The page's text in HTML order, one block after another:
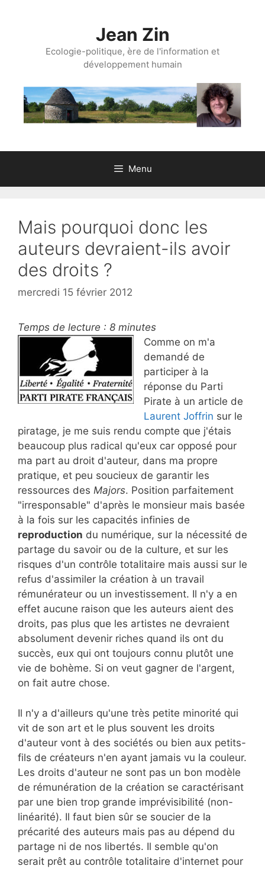
Jean Zin
Ecologie-politique, ère de l'information et
développement humain
Menu
Mais pourquoi donc les
auteurs devraient-ils avoir
des droits ?
mercredi 15 février 2012
Temps de lecture : 8 minutes
Comme on m'a
demandé de
participer à la
réponse du Parti
Pirate à un article de
Laurent Joffrin sur le
piratage, je me suis rendu compte que j'étais
beaucoup plus radical qu'eux car opposé pour
ma part au droit d'auteur, dans ma propre
pratique, et peu soucieux de garantir les
ressources des Majors. Position parfaitement
"irresponsable" d'après le monsieur mais basée
à la fois sur les capacités infinies de
reproduction du numérique, sur la nécessité de
partage du savoir ou de la culture, et sur les
risques d'un contrôle totalitaire mais aussi sur le
refus d'assimiler la création à un travail
rémunérateur ou un investissement. Il n'y a en
effet aucune raison que les auteurs aient des
droits, pas plus que les artistes ne devraient
absolument devenir riches quand ils ont du
succès, eux qui ont toujours connu plutôt une
vie de bohème. Si on veut gagner de l'argent,
on fait autre chose.
Il n'y a d'ailleurs qu'une très petite minorité qui
vit de son art et le plus souvent les droits
d'auteur vont à des sociétés ou bien aux petits-
fils de créateurs n'en ayant jamais vu la couleur.
Les droits d'auteur ne sont pas un bon modèle
de rémunération de la création se caractérisant
par une bien trop grande imprévisibilité (non-
linéarité). Il faut bien sûr se soucier de la
précarité des auteurs mais pas au dépend du
partage ni de nos libertés. Il semble qu'on
serait prêt au contrôle totalitaire d'internet pour